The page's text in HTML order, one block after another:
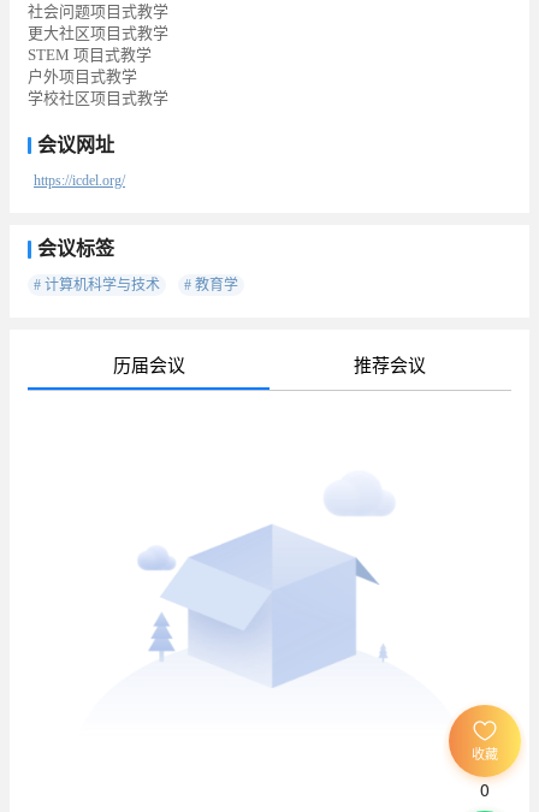
社会问题项目式教学
更大社区项目式教学
STEM 项目式教学
户外项目式教学
学校社区项目式教学
会议网址
https://icdel.org/
会议标签
# 计算机科学与技术 # 教育学
历届会议 推荐会议
收藏
0